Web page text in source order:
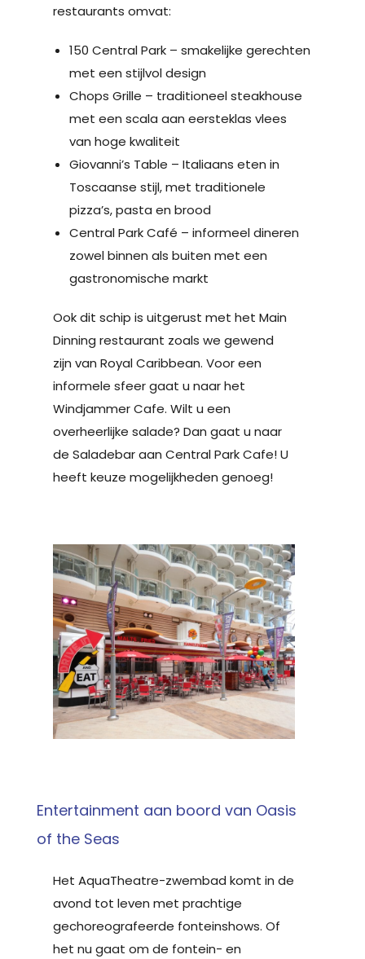
restaurants omvat:
150 Central Park – smakelijke gerechten
met een stijlvol design
Chops Grille – traditioneel steakhouse
met een scala aan eersteklas vlees
van hoge kwaliteit
Giovanni’s Table – Italiaans eten in
Toscaanse stijl, met traditionele
pizza’s, pasta en brood
Central Park Café – informeel dineren
zowel binnen als buiten met een
gastronomische markt
Ook dit schip is uitgerust met het Main
Dinning restaurant zoals we gewend
zijn van Royal Caribbean. Voor een
informele sfeer gaat u naar het
Windjammer Cafe. Wilt u een
overheerlijke salade? Dan gaat u naar
de Saladebar aan Central Park Cafe! U
heeft keuze mogelijkheden genoeg!
Entertainment aan boord van Oasis
of the Seas
Het AquaTheatre-zwembad komt in de
avond tot leven met prachtige
gechoreografeerde fonteinshows. Of
het nu gaat om de fontein- en